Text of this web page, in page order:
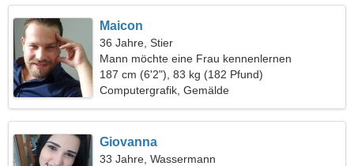
Maicon
36 Jahre, Stier
Mann möchte eine Frau kennenlernen
187 cm (6'2"), 83 kg (182 Pfund)
Computergrafik, Gemälde
Giovanna
33 Jahre, Wassermann